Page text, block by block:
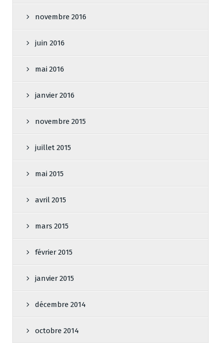
novembre 2016
juin 2016
mai 2016
janvier 2016
novembre 2015
juillet 2015
mai 2015
avril 2015
mars 2015
février 2015
janvier 2015
décembre 2014
octobre 2014